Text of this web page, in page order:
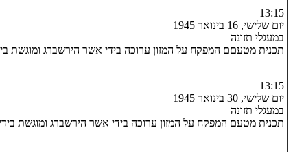
13:15
יום שלישי, 16 בינואר 1945
במעגלי תזונה
תכנית מטעםם המפקח על המזון ערוכה בידי אשר הירשברג ומוגשת
13:15
יום שלישי, 30 בינואר 1945
במעגלי תזונה
תכנית מטעם המפקח על המזון ערוכה בידי אשר הירשברג ומוגשת